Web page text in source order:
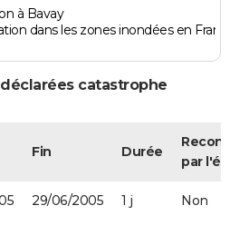
à Bavay
dans les zones inondées en
catastrophe
Fin Durée
par
29/06/2005 1 j Non